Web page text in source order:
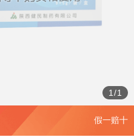
1 /1
假一赔十